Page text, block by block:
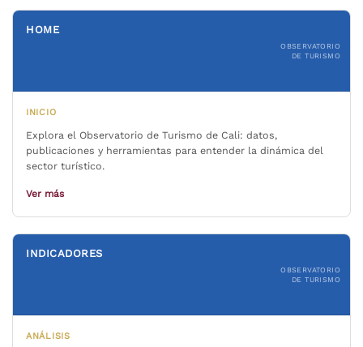
HOME
OBSERVATORIO
DE TURISMO
INICIO
Explora el Observatorio de Turismo de Cali: datos,
publicaciones y herramientas para entender la dinámica del
sector turístico.
Ver más
INDICADORES
OBSERVATORIO
DE TURISMO
ANÁLISIS